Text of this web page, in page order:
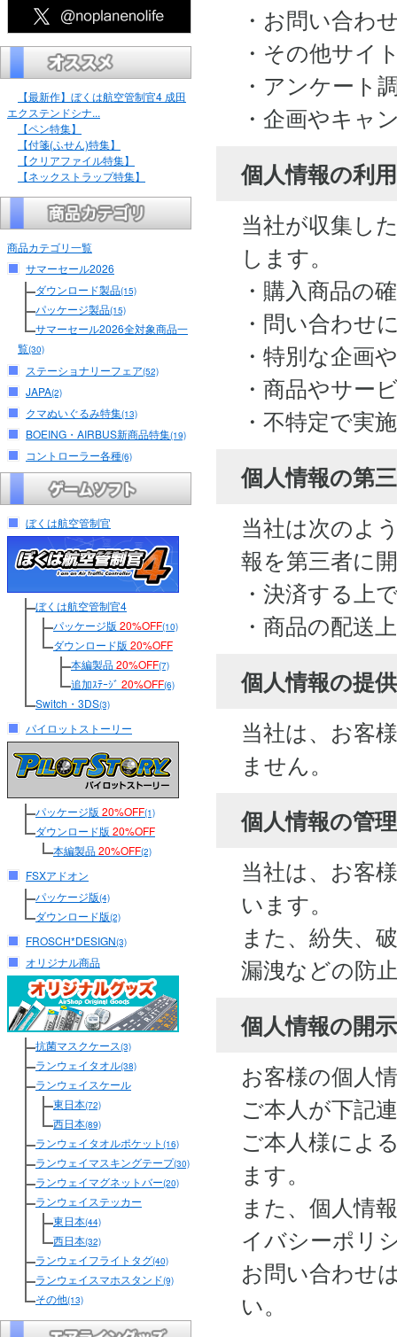
【最新作】ぼくは航空管制官4 成田
エクステンドシナ...
【ペン特集】
【付箋(ふせん)特集】
【クリアファイル特集】
【ネックストラップ特集】
商品カテゴリ一覧
サマーセール2026
ダウンロード製品(15)
パッケージ製品(15)
サマーセール2026全対象商品一
覧(30)
ステーショナリーフェア(52)
JAPA(2)
クマぬいぐるみ特集(13)
BOEING・AIRBUS新商品特集(19)
コントローラー各種(6)
ぼくは航空管制官
ぼくは航空管制官4
パッケージ版 20%OFF(10)
ダウンロード版 20%OFF
本編製品20%OFF(7)
追加ｽﾃｰｼﾞ 20%OFF(6)
Switch・3DS(3)
パイロットストーリー
パッケージ版 20%OFF(1)
ダウンロード版 20%OFF
本編製品20%OFF(2)
FSXアドオン
パッケージ版(4)
ダウンロード版(2)
FROSCH*DESIGN(3)
オリジナル商品
抗菌マスクケース(3)
ランウェイタオル(38)
ランウェイスケール
東日本(72)
西日本(89)
ランウェイタオルポケット (16)
ランウェイマスキングテープ(30)
ランウェイマグネットバー(20)
ランウェイステッカー
東日本(44)
西日本(32)
ランウェイフライトタグ(40)
ランウェイスマホスタンド(9)
その他(13)
・お問い合わ
・その他サイ
・アンケート
・企画やキャ
個人情報の利
当社が収集し
します。
・購入商品の
・問い合わせ
・特別な企画
・商品やサー
・不特定で実
個人情報の第
当社は次のよ
報を第三者に
・決済する上
・商品の配送
個人情報の提供
当社は、お客
ません。
個人情報の管
当社は、お客
います。
また、紛失、
漏洩などの防
個人情報の開
お客様の個人
ご本人が下記
ご本人様によ
ます。
また、個人情
イバシーポリ
お問い合わせ
い。